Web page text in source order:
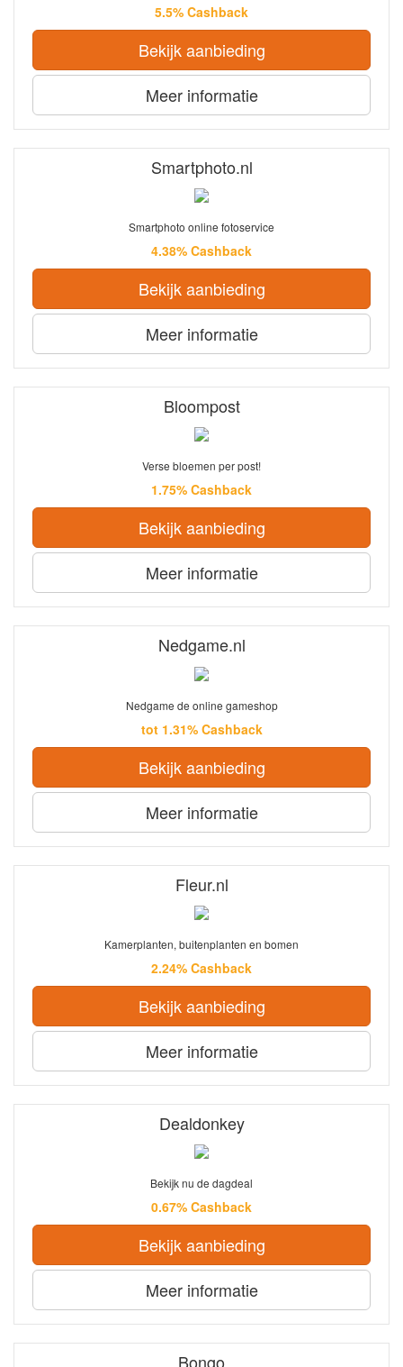
5.5% Cashback
Bekijk aanbieding
Meer informatie
Smartphoto.nl
Smartphoto online fotoservice
4.38% Cashback
Bekijk aanbieding
Meer informatie
Bloompost
Verse bloemen per post!
1.75% Cashback
Bekijk aanbieding
Meer informatie
Nedgame.nl
Nedgame de online gameshop
tot 1.31% Cashback
Bekijk aanbieding
Meer informatie
Fleur.nl
Kamerplanten, buitenplanten en bomen
2.24% Cashback
Bekijk aanbieding
Meer informatie
Dealdonkey
Bekijk nu de dagdeal
0.67% Cashback
Bekijk aanbieding
Meer informatie
Bongo